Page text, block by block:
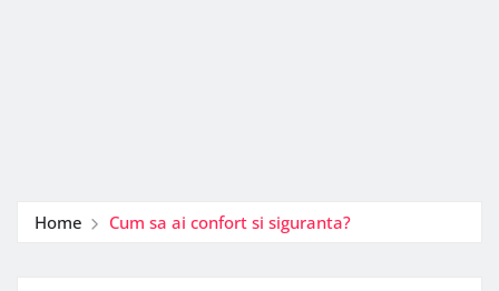
Home Cum sa ai confort si siguranta?